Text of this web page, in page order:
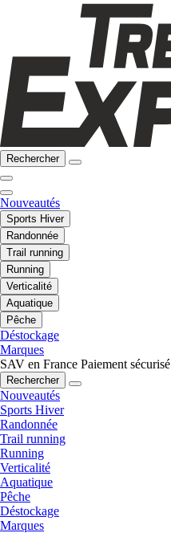
Rechercher
Nouveautés
Sports Hiver
Randonnée
Trail running
Running
Verticalité
Aquatique
Pêche
Déstockage
Marques
SAV en France Paiement sécurisé
Rechercher
Nouveautés
Sports Hiver
Randonnée
Trail running
Running
Verticalité
Aquatique
Pêche
Déstockage
Marques